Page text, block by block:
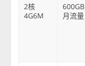
2核
4G6M
600GB
月流量